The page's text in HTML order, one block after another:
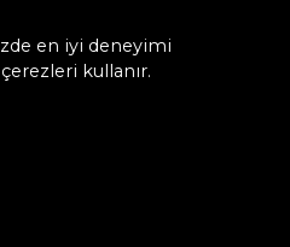
en iyi deneyimi
kullanır.